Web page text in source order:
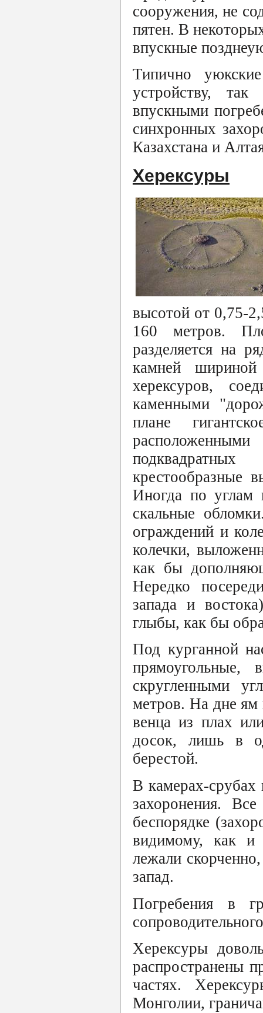
сооружения, не
пятен. В
впускные
Типично
устройству,
впускными
синхронных
Казахстана и
Херексуры
высотой от 0,75-
160 метров.
разделяется на
камней
херексуров,
каменными
плане
крестообразные
Иногда по углам
скальные
ограждений и
колечки,
как бы
Нередко
запада и
глыбы, как бы
Под курганной
скругленными
метров. На дне ям
венца из плах
досок, лишь в
берестой.
В камерах-срубах
захоронения.
беспорядке
видимому, как и
лежали
запад.
Погребения в
Херексуры
распространены
частях.
Монголии,